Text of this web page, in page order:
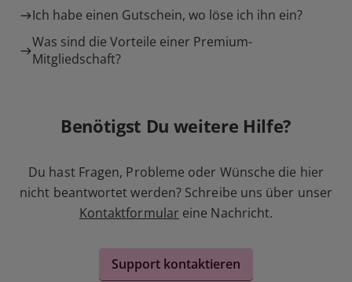
Ich habe einen Gutschein, wo löse ich ihn ein?
Was sind die Vorteile einer Premium-
Mitgliedschaft?
Benötigst Du weitere Hilfe?
Du hast Fragen, Probleme oder Wünsche die hier
nicht beantwortet werden? Schreibe uns über unser
Kontaktformular eine Nachricht.
Support kontaktieren